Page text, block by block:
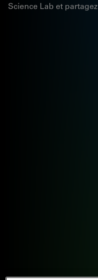
Science Lab et